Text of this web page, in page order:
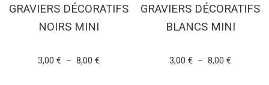
GRAVIERS DÉCORATIFS
NOIRS MINI
Note
5.00
3,00 € – 8,00 €
GRAVIERS DÉCORATIFS
BLANCS MINI
Note
5.00
3,00 € – 8,00 €